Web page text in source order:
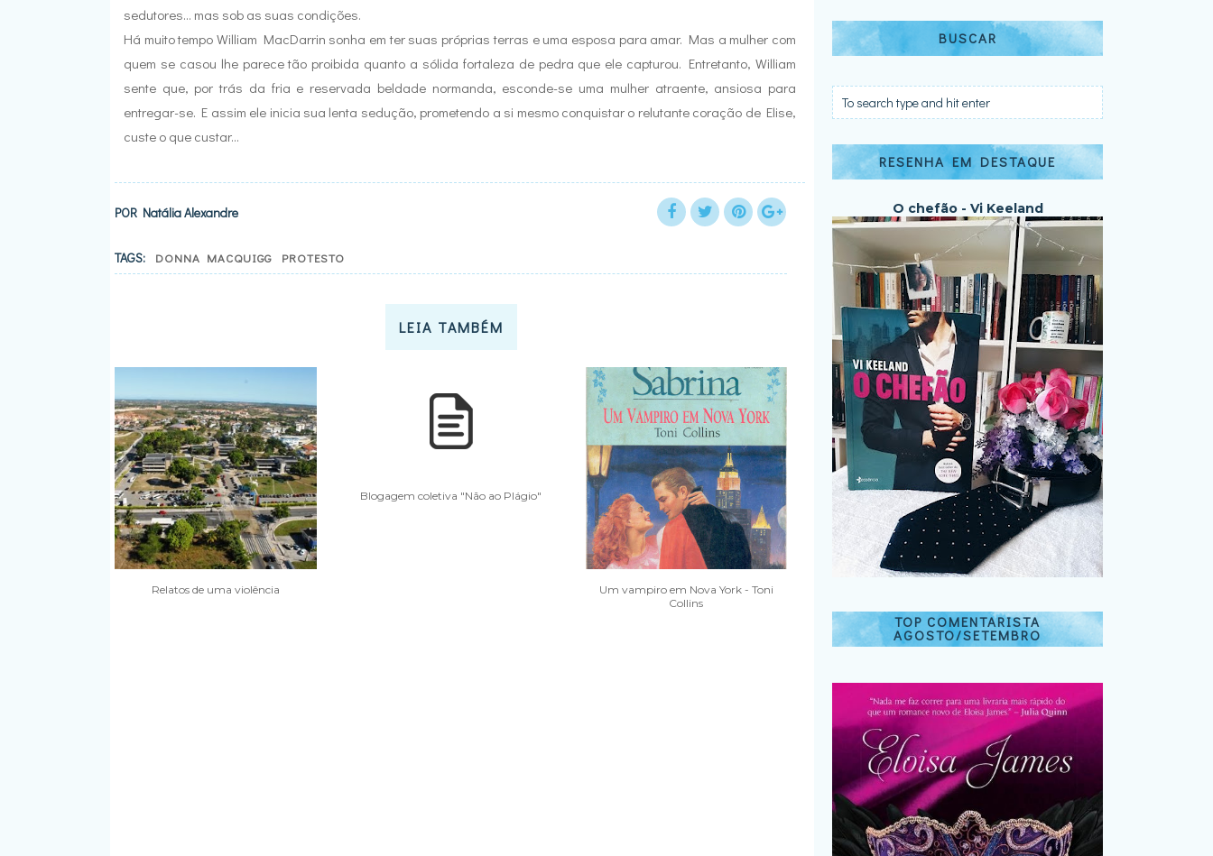
sedutores... mas sob as suas condições.
Há muito tempo William MacDarrin sonha em ter suas próprias terras e uma esposa para amar. Mas a mulher com
quem se casou lhe parece tão proibida quanto a sólida fortaleza de pedra que ele capturou. Entretanto, William
sente que, por trás da fria e reservada beldade normanda, esconde-se uma mulher atraente, ansiosa para
entregar-se. E assim ele inicia sua lenta sedução, prometendo a si mesmo conquistar o relutante coração de Elise,
custe o que custar...
POR Natália Alexandre
TAGS: DONNA MACQUIGG PROTESTO
LEIA TAMBÉM
Relatos de uma violência
Blogagem coletiva "Não ao Plágio"
Um vampiro em Nova York - Toni
Collins
BUSCAR
RESENHA EM DESTAQUE
O chefão - Vi Keeland
TOP COMENTARISTA
AGOSTO/SETEMBRO